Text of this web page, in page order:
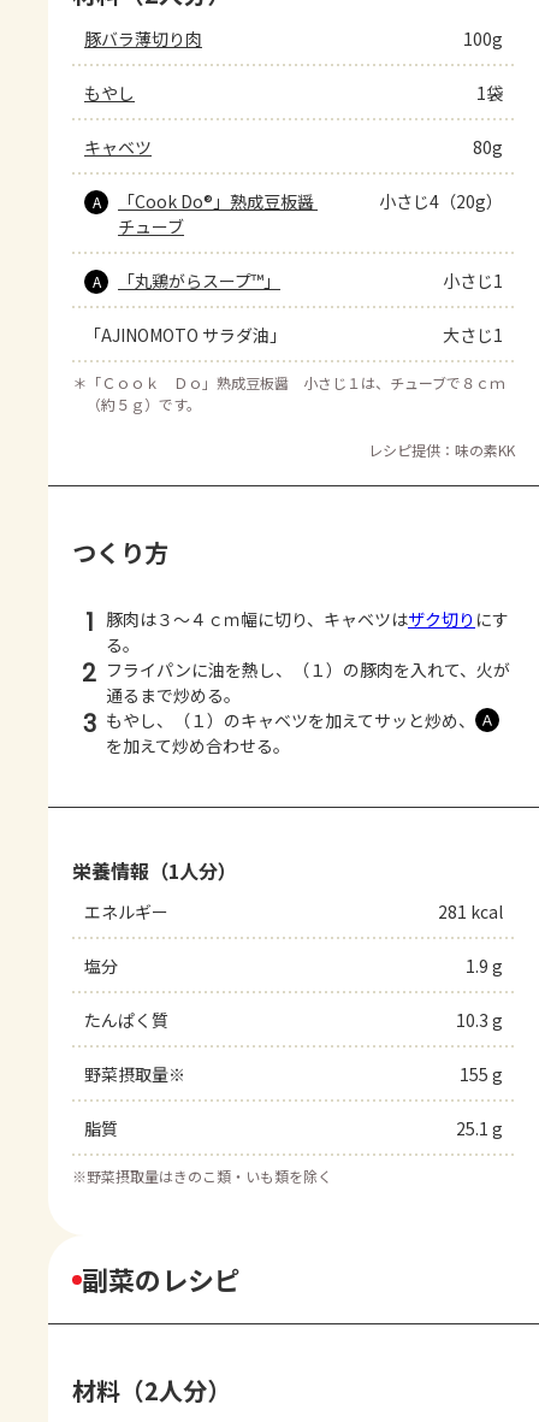
豚バラ薄切り肉 100g
もやし 1袋
キャベツ 80g
A
「Cook Do®」熟成豆板醤
チューブ
小さじ4（20g）
A 「丸鶏がらスープ™」 小さじ1
「AJINOMOTO サラダ油」 大さじ1
＊ 「Ｃｏｏｋ Ｄｏ」熟成豆板醤 小さじ１は、チューブで８ｃｍ
（約５ｇ）です。
レシピ提供：味の素KK
つくり方
1 豚肉は３～４ｃｍ幅に切り、キャベツはザク切り にす
る。
2 フライパンに油を熱し、（１）の豚肉を入れて、火が
通るまで炒める。
3 もやし、（１）のキャベツを加えてサッと炒め、 Ａ
を加えて炒め合わせる。
栄養情報（1人分）
エネルギー 281 kcal
塩分 1.9 g
たんぱく質 10.3 g
野菜摂取量※ 155 g
脂質 25.1 g
※野菜摂取量はきのこ類・いも類を除く
副菜のレシピ
材料（2人分）